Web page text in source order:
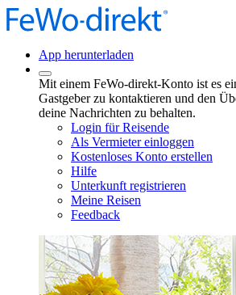
App herunterladen
Mit einem FeWo-direkt-Konto ist es
Gastgeber zu kontaktieren und den
deine Nachrichten zu behalten.
Login für Reisende
Als Vermieter einloggen
Kostenloses Konto erstellen
Hilfe
Unterkunft registrieren
Meine Reisen
Feedback